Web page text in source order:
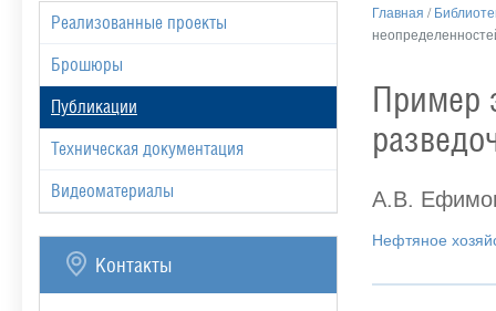
Реализованные проекты
Брошюры
Публикации
Техническая документация
Видеоматериалы
Контакты
Главная /
Пример
А.В.
Нефтяное